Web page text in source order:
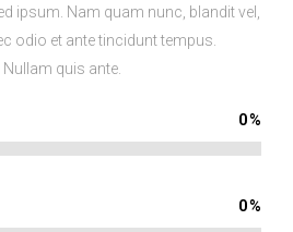
ipsum. Nam quam nunc, blandit vel,
odio et ante tincidunt tempus.
quis ante.
0%
0%